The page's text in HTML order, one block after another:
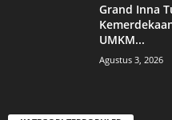
Grand Inna
UMKM...
Agustus 3, 2026